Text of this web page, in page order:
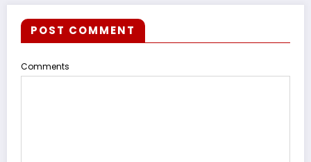
POST COMMENT
Comments